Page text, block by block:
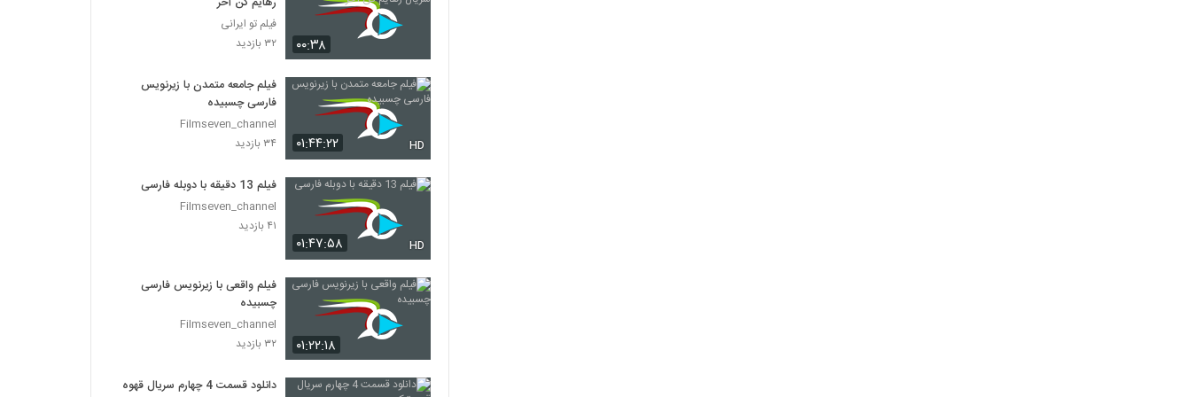
۰۰:۳۸
فیلم تو ایرانی
۳۲ بازدید
۰۱:۴۴:۲۲ HD
فیلم جامعه متمدن با زیرنویس
فارسی چسبیده
Filmseven_channel
۳۴ بازدید
۰۱:۴۷:۵۸ HD
فیلم 13 دقیقه با دوبله فارسی
Filmseven_channel
۴۱ بازدید
۰۱:۲۲:۱۸
فیلم واقعی با زیرنویس فارسی
چسبیده
Filmseven_channel
۳۲ بازدید
دانلود قسمت 4 چهارم سریال قهوه